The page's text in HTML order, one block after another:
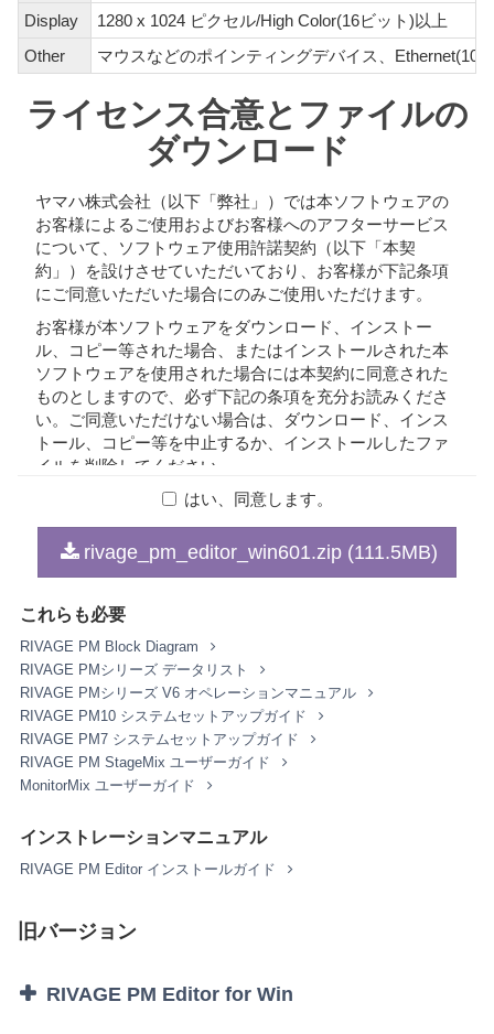
Display
1280 x 1024 ピクセル/High Color(16ビット)以上
Other
マウスなどのポインティングデバイス、
ライセンス合意とファイルの
ダウンロード
ヤマハ株式会社（以下「弊社」）では本ソフトウェアの
お客様によるご使用およびお客様へのアフターサービス
について、ソフトウェア使用許諾契約（以下「本契
約」）を設けさせていただいており、お客様が下記条項
にご同意いただいた場合にのみご使用いただけます。
お客様が本ソフトウェアをダウンロード、インストー
ル、コピー等された場合、またはインストールされた本
ソフトウェアを使用された場合には本契約に同意された
ものとしますので、必ず下記の条項を充分お読みくださ
い。ご同意いただけない場合は、ダウンロード、インス
トール、コピー等を中止するか、インストールしたファ
イルを削除してください。
1. 著作権および使用許諾
弊社はお客様に対し、本契約に基づいて配布されるプロ
付きで配布され得るそれらのバージョンアップ（以下
「本ソフトウェア」）を、お客様ご自身が所有または管
理するコンピュータ、スマートフォン、楽器または機器
において使用するための譲渡不能な権利を許諾します。
これらの本ソフトウェアが記録される記録メディアや、
本ソフトウェアの使用から得られるデータの所有権はお
客様にありますが、本ソフトウェア自体の権利およびそ
の著作権は、弊社およびライセンサーが有します。
2. 使用制限
お客様は、本ソフトウェアの利用にあたり、以下の行為
を行なってはなりません。
リバース・エンジニアリング、またはその他の方
し、著作権法その他適用される法令により明示的
はい、同意します。
rivage_pm_editor_win601.zip (111.5MB)
これらも必要
RIVAGE PM Block Diagram
RIVAGE PMシリーズ データリスト
RIVAGE PMシリーズ V6 オペレーションマニュアル
RIVAGE PM10 システムセットアップガイド
RIVAGE PM7 システムセットアップガイド
RIVAGE PM StageMix ユーザーガイド
MonitorMix ユーザーガイド
インストレーションマニュアル
RIVAGE PM Editor インストールガイド
旧バージョン
RIVAGE PM Editor for Win